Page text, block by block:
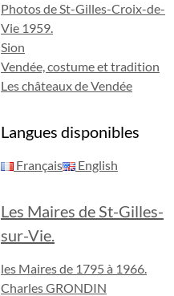
Photos de St-Gilles-Croix-de-
Vie 1959.
Sion
Vendée, costume et tradition
Les châteaux de Vendée
Langues disponibles
Français English
Les Maires de St-Gilles-
sur-Vie.
les Maires de 1795 à 1966.
Charles GRONDIN